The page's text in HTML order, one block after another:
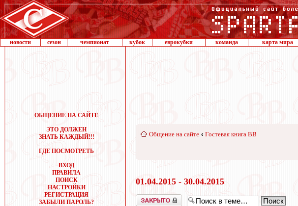
новости сезон чемпионат кубок еврокубки команда карта мира
ОБЩЕНИЕ НА САЙТЕ
ЭТО ДОЛЖЕН
ЗНАТЬ КАЖДЫЙ!!!
ГДЕ ПОСМОТРЕТЬ
ВХОД
ПРАВИЛА
ПОИСК
НАСТРОЙКИ
РЕГИСТРАЦИЯ
ЗАБЫЛИ ПАРОЛЬ?
Общение на сайте ‹ Гостевая книга ВВ
01.04.2015 - 30.04.2015
Закрыто